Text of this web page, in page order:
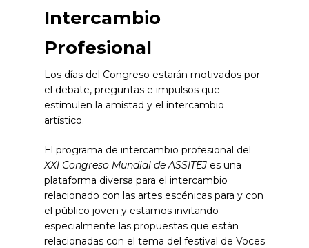
Intercambio
Profesional
Los días del Congreso estarán motivados por
el debate, preguntas e impulsos que
estimulen la amistad y el intercambio
artístico.
El programa de intercambio profesional del
XXI Congreso Mundial de ASSITEJ es una
plataforma diversa para el intercambio
relacionado con las artes escénicas para y con
el público joven y estamos invitando
especialmente las propuestas que están
relacionadas con el tema del festival de Voces